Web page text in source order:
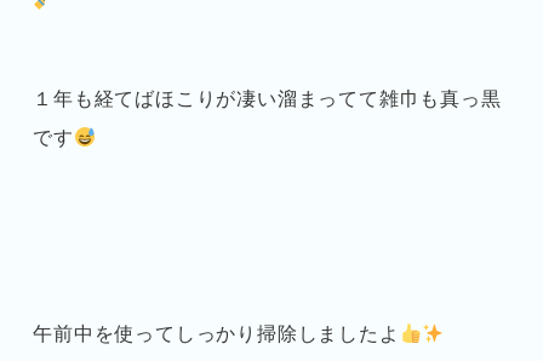
１年も経てばほこりが凄い溜まってて雑巾も真っ黒
です
午前中を使ってしっかり掃除しましたよ